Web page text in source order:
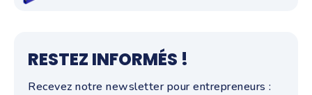
RESTEZ INFORMÉS !
Recevez notre newsletter pour entrepreneurs :